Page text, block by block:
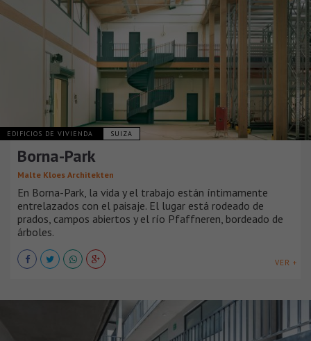
EDIFICIOS DE VIVIENDA SUIZA
Borna-Park
Malte Kloes Architekten
En Borna-Park, la vida y el trabajo están íntimamente
entrelazados con el paisaje. El lugar está rodeado de
prados, campos abiertos y el río Pfaffneren, bordeado de
árboles.
VER +